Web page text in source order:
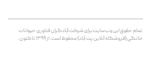
تمام حقوق اين وب‌سايت برای شرکت آبادگران فناوری حیوانات
خانگی (فروشگاه آنلاین پت آباد) محفوظ است. از ۱۳۹۹ تا کنون.